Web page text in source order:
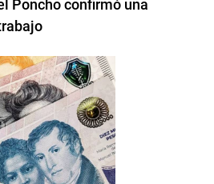
Poncho confirmó una